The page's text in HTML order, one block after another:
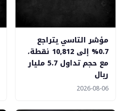
مؤشر التاسي يتراجع
0.7% إلى 10,812 نقطة،
مع حجم تداول 5.7 مليار
ريال
2026-08-06